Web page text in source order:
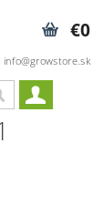
info@growstore.sk
€0